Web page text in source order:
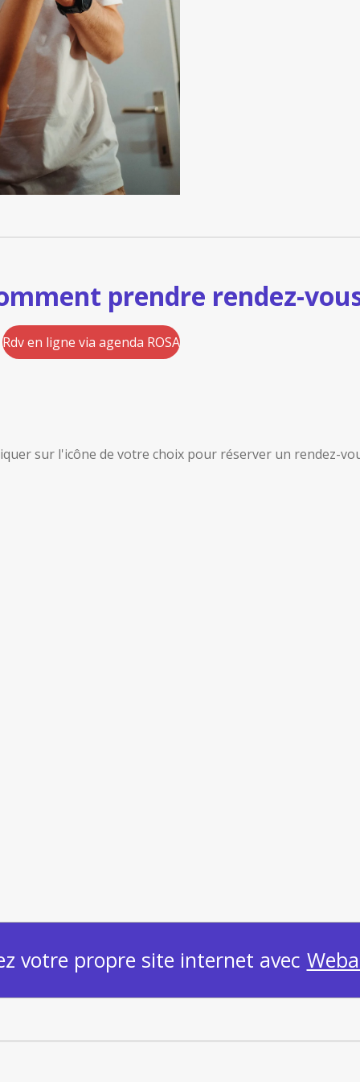
prendre rendez-
Rdv en ligne via agenda ROSA
sur l'icône de votre choix pour réserver un rendez-
votre propre site internet avec